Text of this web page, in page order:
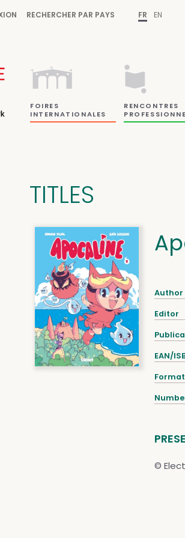
RECHERCHER PAR PAYS FR EN
FOIRES
INTERNATIONALES
RENCONTRES
TITLES
Author
Editor
EAN/
Format
©